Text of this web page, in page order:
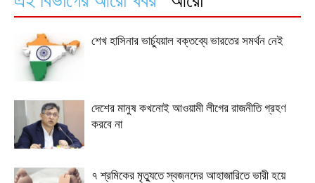
শেখ হাসিনার ভার্চ্যুয়াল বক্তব্যে ভারতের সমর্থন নেই
দেশের মানুষ কখনোই আওয়ামী লীগের রাজনীতি গ্রহণ
করবে না
৭ শ্রমিকের মৃত্যুতে স্বজনদের আহাজারিতে ভারী হয়ে